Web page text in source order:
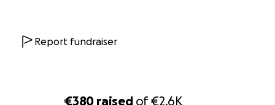
€380 raised of€2.6K
Report fundraiser